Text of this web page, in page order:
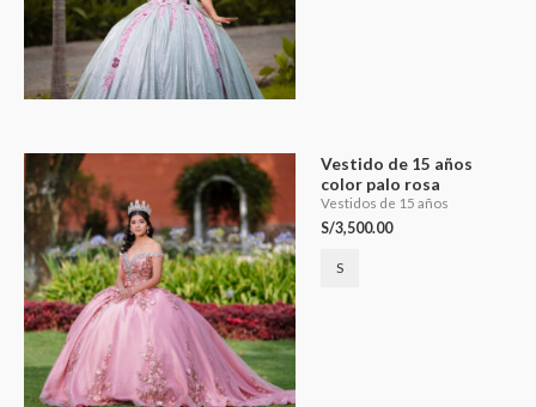
Vestido de 15 años
color palo rosa
Vestidos de 15 años
S/3,500.00
S